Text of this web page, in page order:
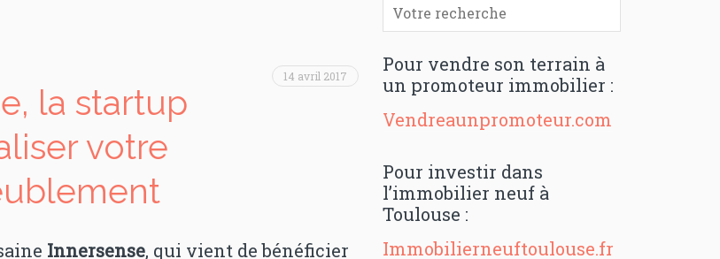
la startup
votre
14 avril 2017
Innersense, qui vient de bénéficier
Pour vendre son terrain à
un promoteur immobilier :
Vendreaunpromoteur.com
Pour investir dans
l’immobilier neuf à
Toulouse :
Immobilierneuftoulouse.fr